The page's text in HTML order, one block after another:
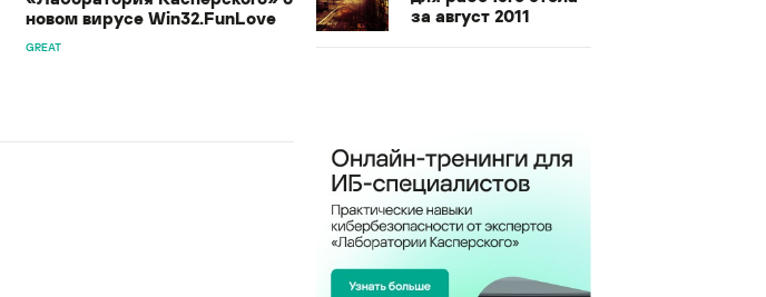
новом вирусе Win32.FunLove
GREAT
за август 2011